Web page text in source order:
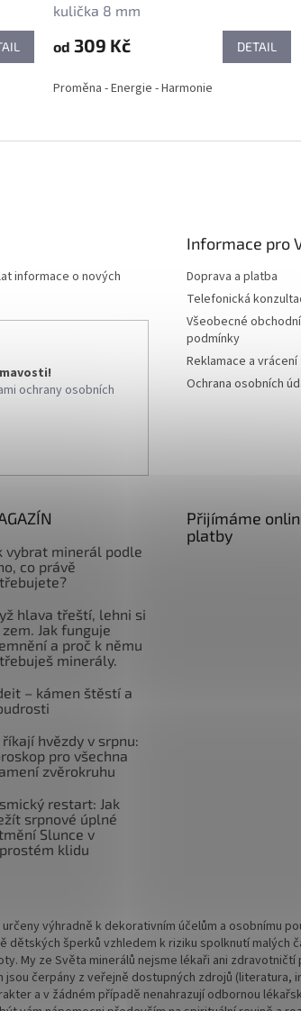
kulička 8 mm
od 309 Kč DETAIL
Proměna - Energie - Harmonie
informace o nových
ochrany osobních
Informace pro
Doprava a platba
Telefonická
Všeobecné obchodní
podmínky
Reklamace a
Ochrana osobních
vybrat minerál podle
co právě
hlava třeští, lehni si
zem. Jak funguje
a proč k němu
minerály.
– kámen štěstí a
říkají hvězdy v srpnu:
pro všechna
zvěrokruhu
restart: Jak
srpnové úplné
Slunce v
klidu
Přijímáme
platby
výhradně k dekorativním účelům a osobnímu
šperků vzhledem k riziku spolknutí malých
My ze Světa minerálů nejsme lékaři ani
čerpány z veřejně dostupných zdrojů (literatura,
a v žádném případě nenahrazují odbornou